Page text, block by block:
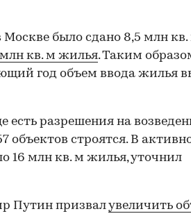
Москве было сдано 8,5 млн
млн кв. м жилья. Таким
год объем ввода жилья
есть разрешения на
объектов строятся. В
16 млн кв. м жилья, уточнил
Путин призвалувеличить